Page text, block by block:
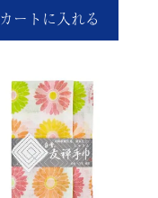
カートに入れる